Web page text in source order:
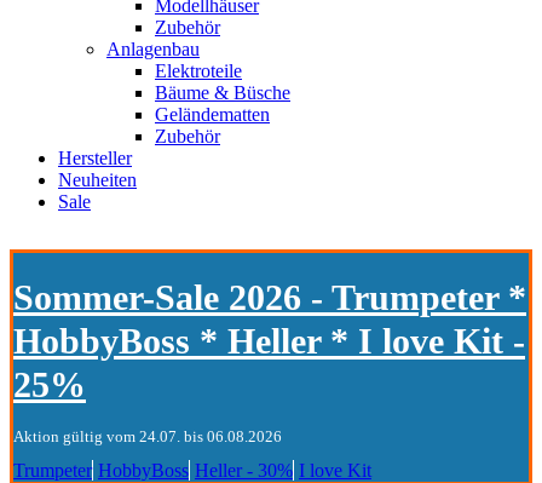
Modellhäuser
Zubehör
Anlagenbau
Elektroteile
Bäume & Büsche
Geländematten
Zubehör
Hersteller
Neuheiten
Sale
Sommer-Sale 2026 - Trumpeter *
HobbyBoss * Heller * I love Kit -
25%
Aktion gültig vom 24.07. bis 06.08.2026
Trumpeter HobbyBoss Heller - 30% I love Kit